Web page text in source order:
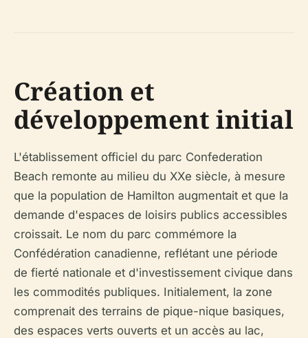
Création et
développement initial
L'établissement officiel du parc Confederation
Beach remonte au milieu du XXe siècle, à mesure
que la population de Hamilton augmentait et que la
demande d'espaces de loisirs publics accessibles
croissait. Le nom du parc commémore la
Confédération canadienne, reflétant une période
de fierté nationale et d'investissement civique dans
les commodités publiques. Initialement, la zone
comprenait des terrains de pique-nique basiques,
des espaces verts ouverts et un accès au lac,